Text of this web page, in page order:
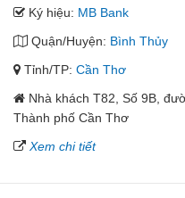
Ký hiệu: MB Bank
Quận/Huyện: Bình Thủy
Tỉnh/TP: Cần Thơ
Nhà khách T82, Số 9B,
Thành phố Cần Thơ
Xem chi tiết